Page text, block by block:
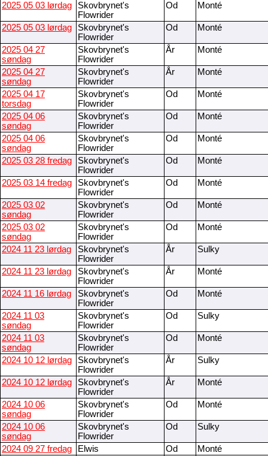
2025 05 03 lørdag
Skovbrynet's
Flowrider
Od Monté
2025 05 03 lørdag
Skovbrynet's
Flowrider
Od Monté
2025 04 27
søndag
Skovbrynet's
Flowrider
År Monté
2025 04 27
søndag
Skovbrynet's
Flowrider
År Monté
2025 04 17
torsdag
Skovbrynet's
Flowrider
Od Monté
2025 04 06
søndag
Skovbrynet's
Flowrider
Od Monté
2025 04 06
søndag
Skovbrynet's
Flowrider
Od Monté
2025 03 28 fredag
Skovbrynet's
Flowrider
Od Monté
2025 03 14 fredag
Skovbrynet's
Flowrider
Od Monté
2025 03 02
søndag
Skovbrynet's
Flowrider
Od Monté
2025 03 02
søndag
Skovbrynet's
Flowrider
Od Monté
2024 11 23 lørdag
Skovbrynet's
Flowrider
År Sulky
2024 11 23 lørdag
Skovbrynet's
Flowrider
År Monté
2024 11 16 lørdag
Skovbrynet's
Flowrider
Od Monté
2024 11 03
søndag
Skovbrynet's
Flowrider
Od Sulky
2024 11 03
søndag
Skovbrynet's
Flowrider
Od Monté
2024 10 12 lørdag
Skovbrynet's
Flowrider
År Sulky
2024 10 12 lørdag
Skovbrynet's
Flowrider
År Monté
2024 10 06
søndag
Skovbrynet's
Flowrider
Od Monté
2024 10 06
søndag
Skovbrynet's
Flowrider
Od Sulky
2024 09 27 fredag Elwis Od
Monté